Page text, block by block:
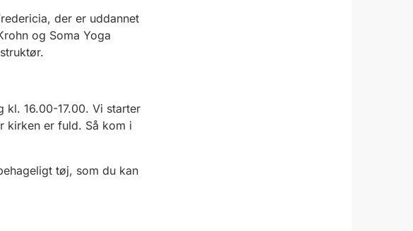
der er uddannet
og Soma Yoga
kl. 16.00-17.00. Vi starter
kirken er fuld. Så kom i
tøj, som du kan